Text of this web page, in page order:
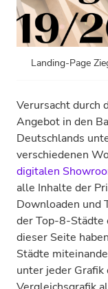
Landing-Page
Verursacht durch
Angebot in den
Deutschlands
verschiedenen
digitalen
alle Inhalte der
Downloaden und
der Top-8-Städte
dieser Seite
Städte
unter jeder